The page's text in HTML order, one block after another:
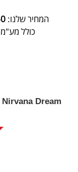
המחיר שלנו:
כולל מע"מ
Dream